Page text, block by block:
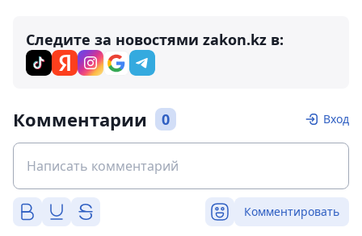
Следите за новостями zakon.kz в:
Комментарии 0 Вход
Комментировать